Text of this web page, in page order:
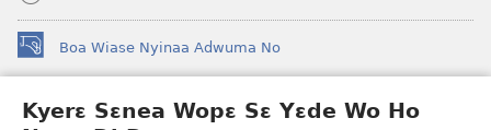
Kyerɛ Sɛnea Wopɛ Sɛ Yɛde Wo Ho
Boa Wiase Nyinaa Adwuma No
(opens
new
window)
Ɔwɛn-Aban INTANƐT SO NHOMAKORABEA™
(opens